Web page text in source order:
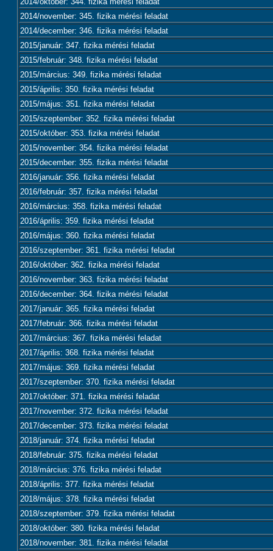
2014/november: 345. fizika mérési feladat
2014/december: 346. fizika mérési feladat
2015/január: 347. fizika mérési feladat
2015/február: 348. fizika mérési feladat
2015/március: 349. fizika mérési feladat
2015/április: 350. fizika mérési feladat
2015/május: 351. fizika mérési feladat
2015/szeptember: 352. fizika mérési feladat
2015/október: 353. fizika mérési feladat
2015/november: 354. fizika mérési feladat
2015/december: 355. fizika mérési feladat
2016/január: 356. fizika mérési feladat
2016/február: 357. fizika mérési feladat
2016/március: 358. fizika mérési feladat
2016/április: 359. fizika mérési feladat
2016/május: 360. fizika mérési feladat
2016/szeptember: 361. fizika mérési feladat
2016/október: 362. fizika mérési feladat
2016/november: 363. fizika mérési feladat
2016/december: 364. fizika mérési feladat
2017/január: 365. fizika mérési feladat
2017/február: 366. fizika mérési feladat
2017/március: 367. fizika mérési feladat
2017/április: 368. fizika mérési feladat
2017/május: 369. fizika mérési feladat
2017/szeptember: 370. fizika mérési feladat
2017/október: 371. fizika mérési feladat
2017/november: 372. fizika mérési feladat
2017/december: 373. fizika mérési feladat
2018/január: 374. fizika mérési feladat
2018/február: 375. fizika mérési feladat
2018/március: 376. fizika mérési feladat
2018/április: 377. fizika mérési feladat
2018/május: 378. fizika mérési feladat
2018/szeptember: 379. fizika mérési feladat
2018/október: 380. fizika mérési feladat
2018/november: 381. fizika mérési feladat